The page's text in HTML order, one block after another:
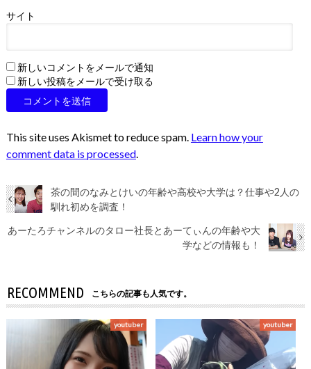
サイト
新しいコメントをメールで通知
新しい投稿をメールで受け取る
This site uses Akismet to reduce spam. Learn how your
comment data is processed.
茶の間のなみとけいの年齢や高校や大学は？仕事や2人の
馴れ初めを調査！
あーたろチャンネルのタロー社長とあーてぃんの年齢や大
学などの情報も！
RECOMMEND こちらの記事も人気です。
youtuber youtuber